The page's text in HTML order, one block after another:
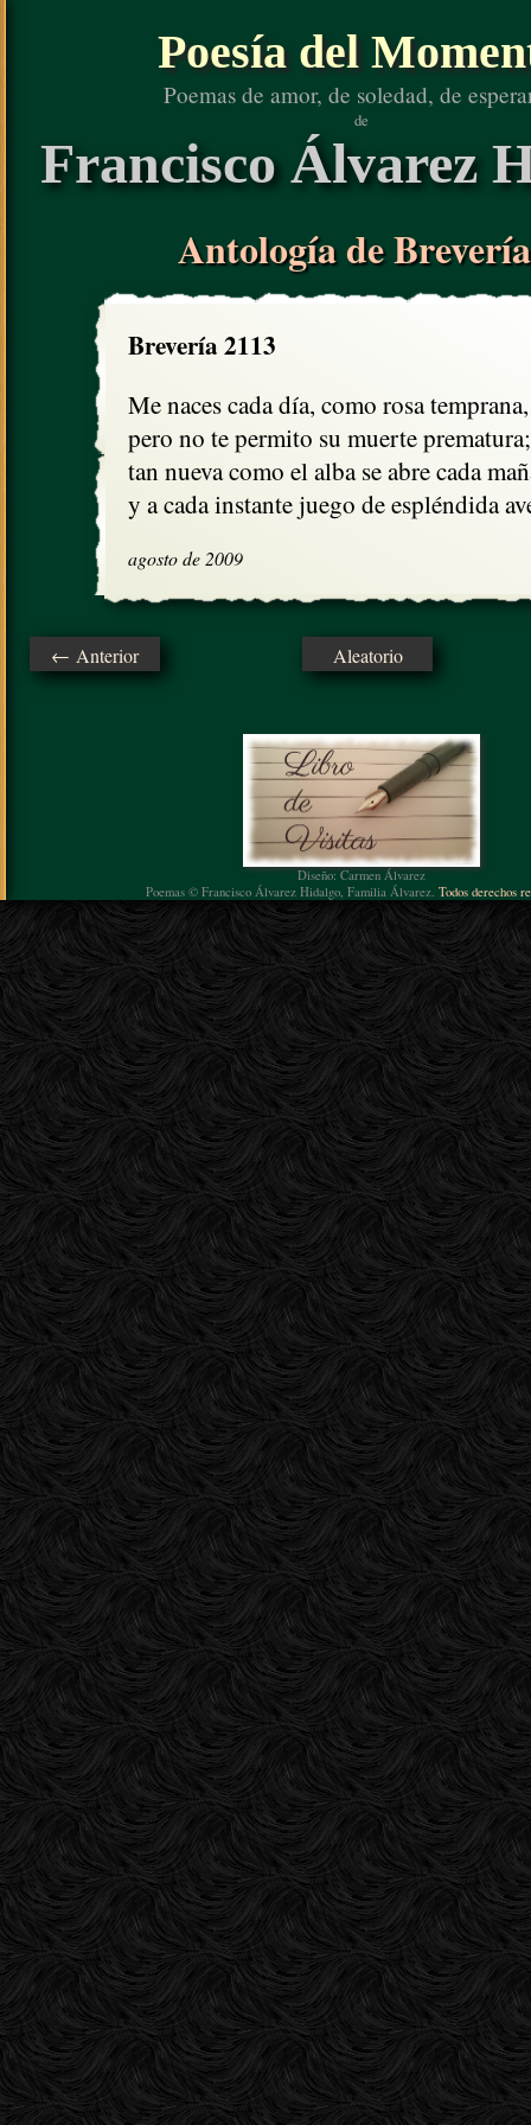
Poesía del
Poemas de amor, de soledad, de
de
Francisco Álvarez
Antología de
Brevería 2113
Me naces cada día, como rosa temprana,
pero no te permito su muerte prematura;
tan nueva como el alba se abre cada
y a cada instante juego de espléndida
agosto de 2009
← Anterior Aleatorio
Diseño: Carmen Álvarez
Poemas © Francisco Álvarez Hidalgo, Familia Álvarez. Todos derechos